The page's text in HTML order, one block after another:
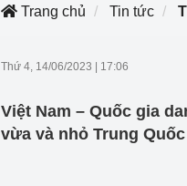
Cơ cấu tổ chức
Trang chủ Tin tức
Thứ 4, 14/06/2023 17:06
Việt Nam – Quốc gia
vừa và nhỏ Trung Quốc